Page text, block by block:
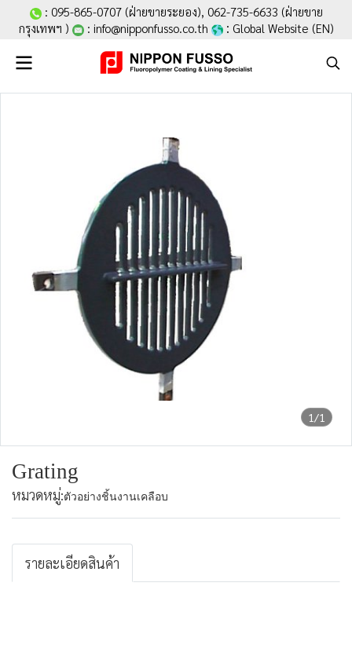
: 095-865-0707(ฝ่ายขายระยอง), 062-735-6633 (ฝ่ายขาย
กรุงเทพฯ )
: info@nipponfusso.co.th : Global Website (EN)
1/1
Grating
หมวดหมู่:ตัวอย่างชิ้นงานเคลือบ
รายละเอียดสินค้า